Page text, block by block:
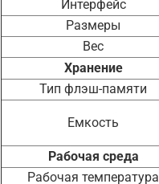
Интерфейс
Размеры
Вес
Хранение
Тип флэш-памяти
Емкость
Рабочая среда
Рабочая температура